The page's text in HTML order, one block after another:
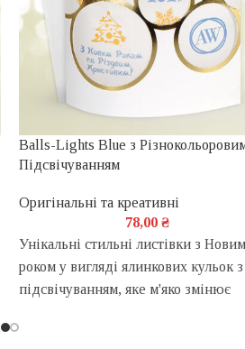
Balls-Lights Blue з
Підсвічуванням
Оригінальні та креативні
78,00₴
Унікальні стильні листівки з Новим
роком у вигляді ялинкових кульок з
підсвічуванням, яке м'яко змінює